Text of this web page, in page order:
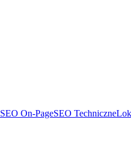
SEO On-PageSEO Techniczne